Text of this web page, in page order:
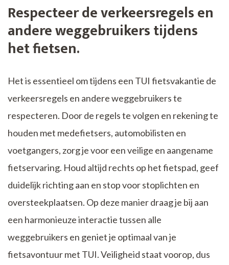
Respecteer de verkeersregels en
andere weggebruikers tijdens
het fietsen.
Het is essentieel om tijdens een TUI fietsvakantie de
verkeersregels en andere weggebruikers te
respecteren. Door de regels te volgen en rekening te
houden met medefietsers, automobilisten en
voetgangers, zorg je voor een veilige en aangename
fietservaring. Houd altijd rechts op het fietspad, geef
duidelijk richting aan en stop voor stoplichten en
oversteekplaatsen. Op deze manier draag je bij aan
een harmonieuze interactie tussen alle
weggebruikers en geniet je optimaal van je
fietsavontuur met TUI. Veiligheid staat voorop, dus